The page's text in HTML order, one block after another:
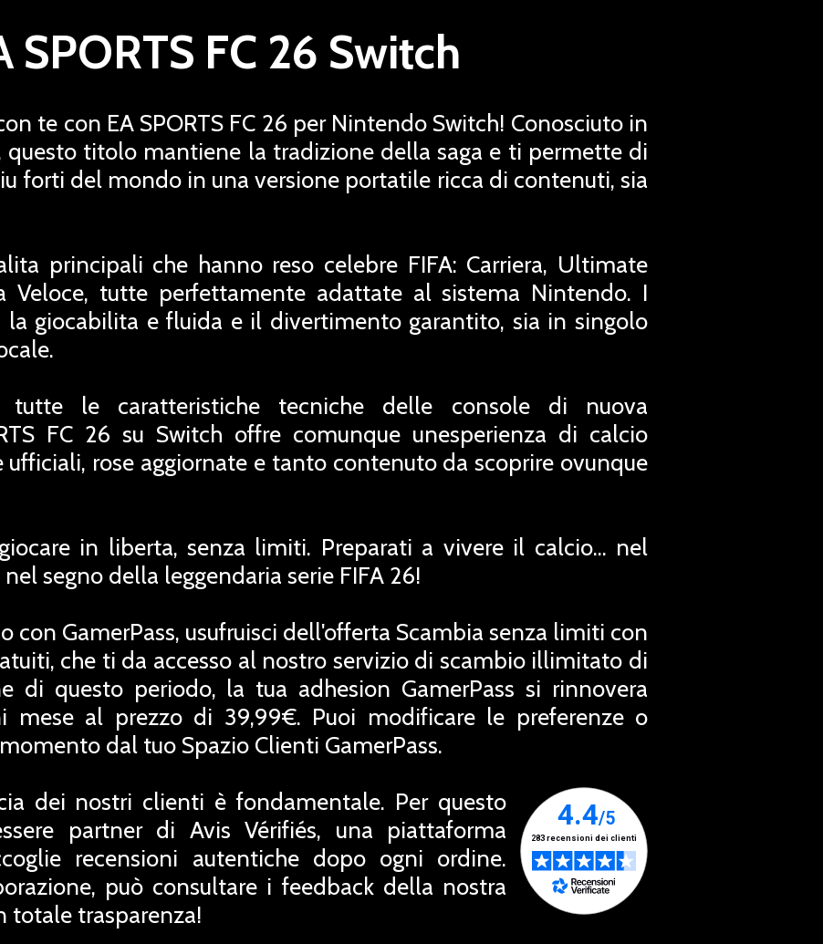
SPORTS FC 26 Switch
te con EA SPORTS FC 26 per Nintendo Switch! Conosciuto in
questo titolo mantiene la tradizione della saga e ti permette di
forti del mondo in una versione portatile ricca di contenuti, sia
principali che hanno reso celebre FIFA: Carriera, Ultimate
Veloce, tutte perfettamente adattate al sistema Nintendo. I
giocabilita e fluida e il divertimento garantito, sia in singolo
tutte le caratteristiche tecniche delle console di nuova
FC 26 su Switch offre comunque unesperienza di calcio
rose aggiornate e tanto contenuto da scoprire ovunque
in liberta, senza limiti. Preparati a vivere il calcio... nel
segno della leggendaria serie FIFA 26!
con GamerPass, usufruisci dell'offerta Scambia senza limiti con
che ti da accesso al nostro servizio di scambio illimitato di
di questo periodo, la tua adhesion GamerPass si rinnovera
mese al prezzo di 39,99€. Puoi modificare le preferenze o
dal tuo Spazio Clienti GamerPass.
dei nostri clienti è fondamentale. Per questo
partner di Avis Vérifiés, una piattaforma
recensioni autentiche dopo ogni ordine.
può consultare i feedback della nostra
totale trasparenza!